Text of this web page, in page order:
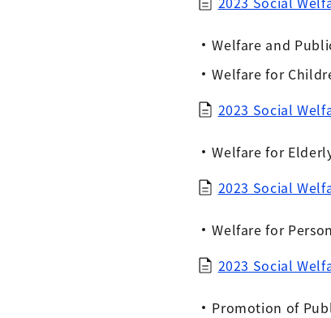
Welfare and
Welfare for
2023 Social
Welfare for
2023 Social
Welfare for
2023 Social
Promotion of